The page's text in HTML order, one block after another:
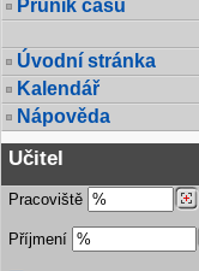
Průnik časů
Úvodní stránka
Kalendář
Nápověda
Učitel
Pracoviště
Příjmení